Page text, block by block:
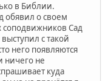
в Библии.
обявил о своем
соподвижников Сад
с такой
него появляются
ничего не
куда